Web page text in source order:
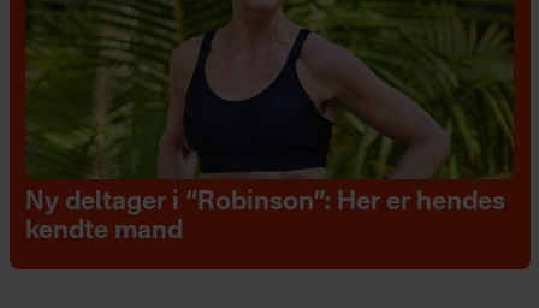
Ny deltager i “Robinson”: Her er hendes
kendte mand